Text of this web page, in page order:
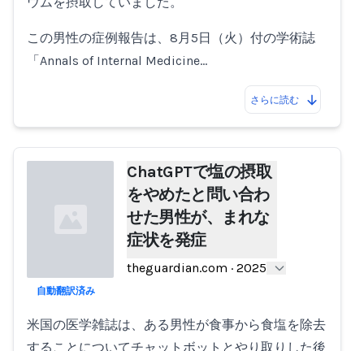
この男性の症例報告は、8月5日（火）付の学術誌
「Annals of Internal Medicine…
さらに読む
ChatGPTで塩の摂取
をやめたと問い合わ
せた男性が、まれな
症状を発症
theguardian.com · 2025
自動翻訳済み
米国の医学雑誌は、ある男性が食事から食塩を除去
することについてチャットボットとやり取りした後